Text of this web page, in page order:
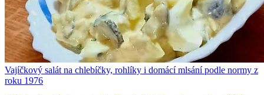
Vajíčkový salát na chlebíčky, rohlíky i domácí mlsání podle normy z
roku 1976